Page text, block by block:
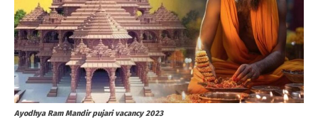
Ayodhya Ram Mandir pujari vacancy 2023